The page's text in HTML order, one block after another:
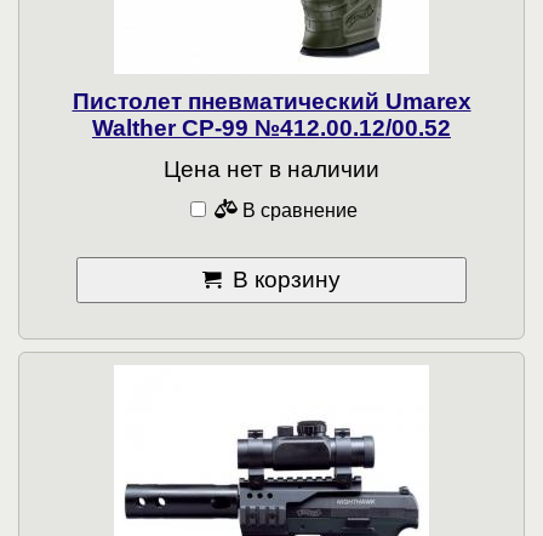
Пистолет пневматический Umarex
Walther CP-99 №412.00.12/00.52
Цена нет в наличии
В сравнение
В корзину